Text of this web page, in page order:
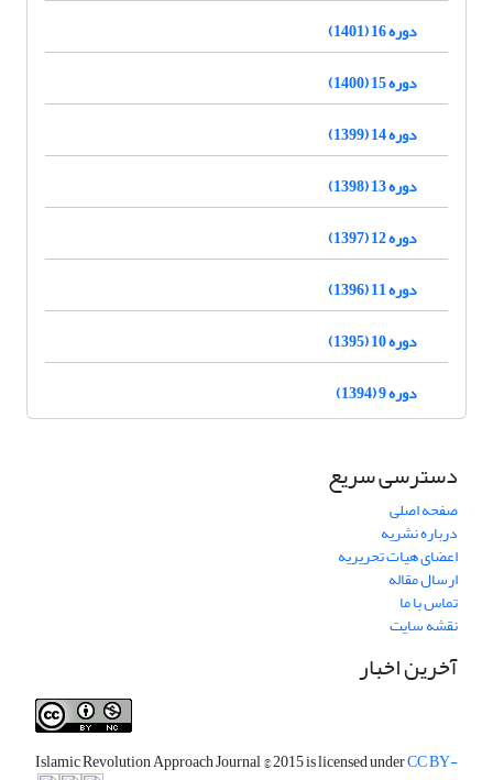
دوره 16 (1401)
دوره 15 (1400)
دوره 14 (1399)
دوره 13 (1398)
دوره 12 (1397)
دوره 11 (1396)
دوره 10 (1395)
دوره 9 (1394)
دسترسی سریع
صفحه اصلی
درباره نشریه
اعضای هیات تحریریه
ارسال مقاله
تماس با ما
نقشه سایت
آخرین اخبار
Islamic Revolution Approach Journal© 2015 is licensed underCC BY-